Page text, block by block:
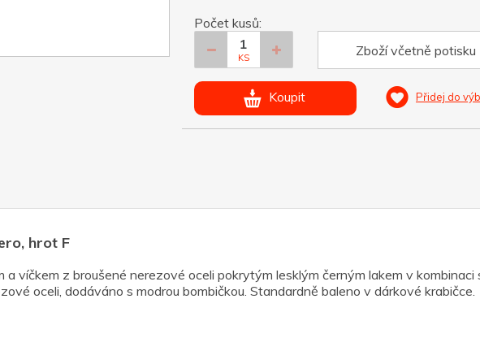
Počet kusů:
KS Zboží včetně potisku
Koupit Přidej do
hrot F
víčkem z broušené nerezové oceli pokrytým lesklým černým lakem v
oceli, dodáváno s modrou bombičkou. Standardně baleno v dárkové krabičce.